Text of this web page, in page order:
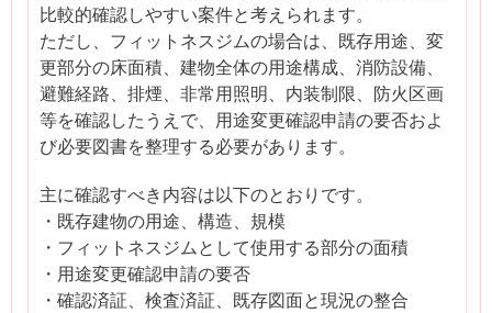
比較的確認しやすい案件と考えられます。
ただし、フィットネスジムの場合は、既存用途、変
更部分の床面積、建物全体の用途構成、消防設備、
避難経路、排煙、非常用照明、内装制限、防火区画
等を確認したうえで、用途変更確認申請の要否およ
び必要図書を整理する必要があります。
主に確認すべき内容は以下のとおりです。
・既存建物の用途、構造、規模
・フィットネスジムとして使用する部分の面積
・用途変更確認申請の要否
・確認済証、検査済証、既存図面と現況の整合